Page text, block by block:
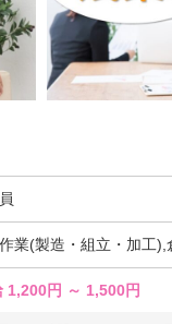
業(製造・組立・加工
1,200円 ～ 1,500円